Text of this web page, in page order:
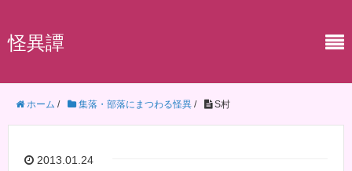
怪異譚
ホーム / 集落・部落にまつわる怪異 / S村
2013.01.24